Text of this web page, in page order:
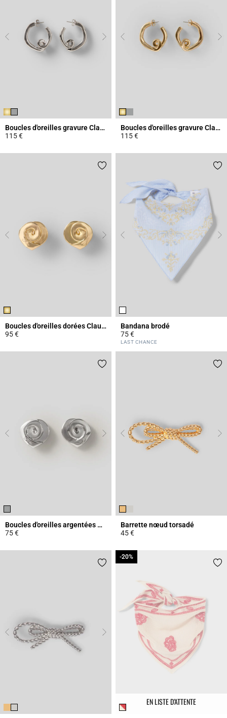
Boucles d'oreilles gravure Claudie
115 €
Boucles d'oreilles gravure Claudie
115 €
Boucles d'oreilles dorées Claudie
95 €
Bandana brodé
75 €
5 out of 5 Customer Rating
LAST CHANCE
Boucles d'oreilles argentées Claudie
75 €
Barrette nœud torsadé
45 €
EN LISTE D’ATTENTE
-20%
-20%